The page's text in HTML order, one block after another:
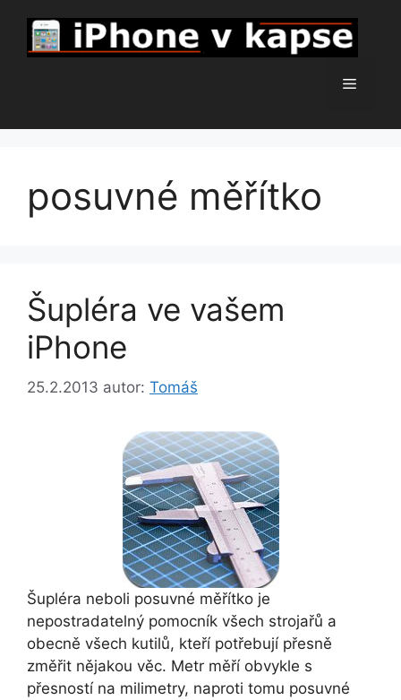
obsah
Menu
posuvné měřítko
Šupléra ve vašem
iPhone
25.2.2013 autor: Tomáš
Šupléra neboli posuvné měřítko je
nepostradatelný pomocník všech strojařů a
obecně všech kutilů, kteří potřebují přesně
změřit nějakou věc. Metr měří obvykle s
přesností na milimetry, naproti tomu posuvné